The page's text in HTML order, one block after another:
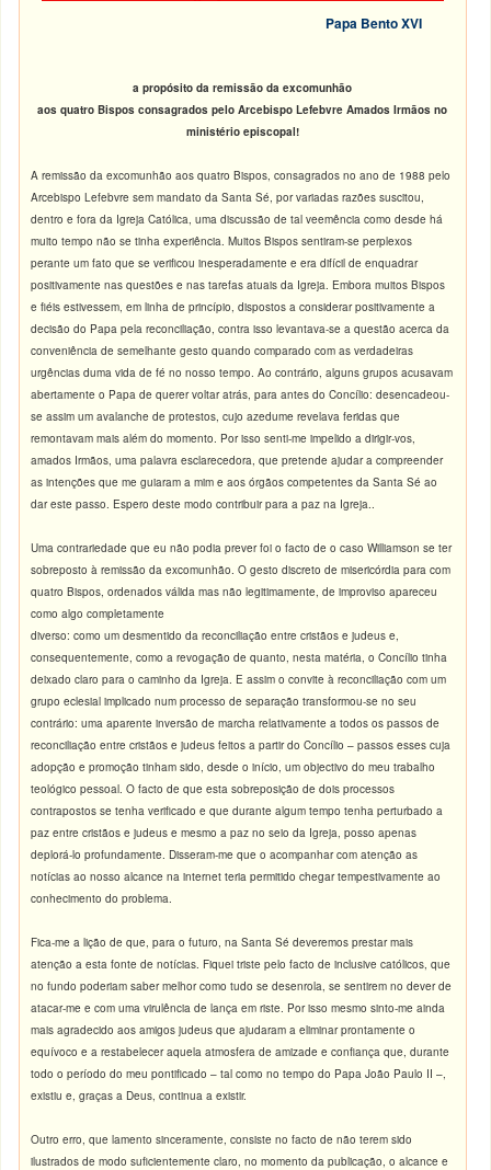
Papa Bento XVI
a propósito da remissão da excomunhão
aos quatro Bispos consagrados pelo Arcebispo Lefebvre Amados Irmãos no
ministério episcopal!
A remissão da excomunhão aos quatro Bispos, consagrados no ano de 1988 pelo
Arcebispo Lefebvre sem mandato da Santa Sé, por variadas razões suscitou,
dentro e fora da Igreja Católica, uma discussão de tal veemência como desde há
muito tempo não se tinha experiência. Muitos Bispos sentiram-se perplexos
perante um fato que se verificou inesperadamente e era difícil de enquadrar
positivamente nas questões e nas tarefas atuais da Igreja. Embora muitos Bispos
e fiéis estivessem, em linha de princípio, dispostos a considerar positivamente a
decisão do Papa pela reconciliação, contra isso levantava-se a questão acerca da
conveniência de semelhante gesto quando comparado com as verdadeiras
urgências duma vida de fé no nosso tempo. Ao contrário, alguns grupos acusavam
abertamente o Papa de querer voltar atrás, para antes do Concílio: desencadeou-
se assim um avalanche de protestos, cujo azedume revelava feridas que
remontavam mais além do momento. Por isso senti-me impelido a dirigir-vos,
amados Irmãos, uma palavra esclarecedora, que pretende ajudar a compreender
as intenções que me guiaram a mim e aos órgãos competentes da Santa Sé ao
dar este passo. Espero deste modo contribuir para a paz na Igreja..
Uma contrariedade que eu não podia prever foi o facto de o caso Williamson se ter
sobreposto à remissão da excomunhão. O gesto discreto de misericórdia para com
quatro Bispos, ordenados válida mas não legitimamente, de improviso apareceu
como algo completamente
diverso: como um desmentido da reconciliação entre cristãos e judeus e,
consequentemente, como a revogação de quanto, nesta matéria, o Concílio tinha
deixado claro para o caminho da Igreja. E assim o convite à reconciliação com um
grupo eclesial implicado num processo de separação transformou-se no seu
contrário: uma aparente inversão de marcha relativamente a todos os passos de
reconciliação entre cristãos e judeus feitos a partir do Concílio – passos esses cuja
adopção e promoção tinham sido, desde o início, um objectivo do meu trabalho
teológico pessoal. O facto de que esta sobreposição de dois processos
contrapostos se tenha verificado e que durante algum tempo tenha perturbado a
paz entre cristãos e judeus e mesmo a paz no seio da Igreja, posso apenas
deplorá-lo profundamente. Disseram-me que o acompanhar com atenção as
notícias ao nosso alcance na internet teria permitido chegar tempestivamente ao
conhecimento do problema.
Fica-me a lição de que, para o futuro, na Santa Sé deveremos prestar mais
atenção a esta fonte de notícias. Fiquei triste pelo facto de inclusive católicos, que
no fundo poderiam saber melhor como tudo se desenrola, se sentirem no dever de
atacar-me e com uma virulência de lança em riste. Por isso mesmo sinto-me ainda
mais agradecido aos amigos judeus que ajudaram a eliminar prontamente o
equívoco e a restabelecer aquela atmosfera de amizade e confiança que, durante
todo o período do meu pontificado – tal como no tempo do Papa João Paulo II –,
existiu e, graças a Deus, continua a existir.
Outro erro, que lamento sinceramente, consiste no facto de não terem sido
ilustrados de modo suficientemente claro, no momento da publicação, o alcance e